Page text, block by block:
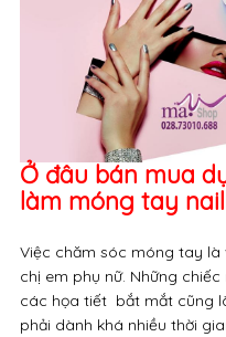
Ở đâu bán mua
làm móng tay
Việc chăm sóc móng tay là
chị em phụ nữ. Những
các họa tiết bắt mắt cũng
phải dành khá nhiều thời